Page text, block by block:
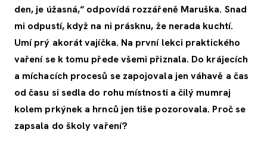
den, je úžasná,“ odpovídá rozzářeně Maruška. Snad
mi odpustí, když na ni prásknu, že nerada kuchtí.
Umí prý akorát vajíčka. Na první lekci praktického
vaření se k tomu přede všemi přiznala. Do krájecích
a míchacích procesů se zapojovala jen váhavě a čas
od času si sedla do rohu místnosti a čilý mumraj
kolem prkýnek a hrnců jen tiše pozorovala. Proč se
zapsala do školy vaření?